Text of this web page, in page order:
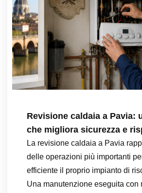
Revisione caldaia a Pavia:
che migliora sicurezza e
La revisione caldaia a Pavia
delle operazioni più importanti
efficiente il proprio impianto di
Una manutenzione eseguita con